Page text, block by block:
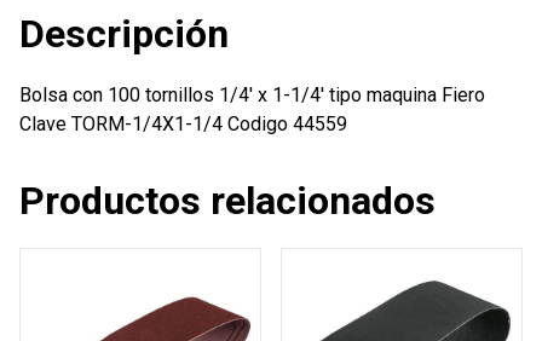
Fiero
cantidad
Descripción
Bolsa con 100 tornillos 1/4′ x 1-1/4′ tipo maquina Fiero
Clave TORM-1/4X1-1/4 Codigo 44559
Productos relacionados